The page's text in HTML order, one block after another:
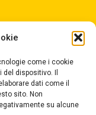
come i cookie
dispositivo. Il
dati come il
sito. Non
su alcune